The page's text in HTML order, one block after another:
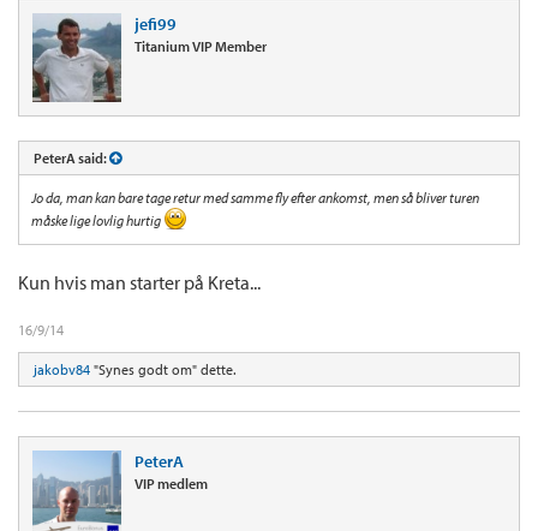
jefi99
Titanium VIP Member
PeterA said:
Jo da, man kan bare tage retur med samme fly efter ankomst, men så bliver turen
måske lige lovlig hurtig
Kun hvis man starter på Kreta...
16/9/14
jakobv84 "Synes godt om" dette.
PeterA
VIP medlem